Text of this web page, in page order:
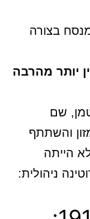
בצורה
יותר מהרבה
שם
והשתתף
הייתה
ניהולית: